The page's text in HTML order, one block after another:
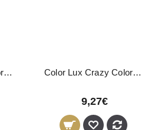
Color Lux Crazy Coloração Directa Antracite 150ml Color Lux Crazy Coloração Directa Azul 150ml
9,27€